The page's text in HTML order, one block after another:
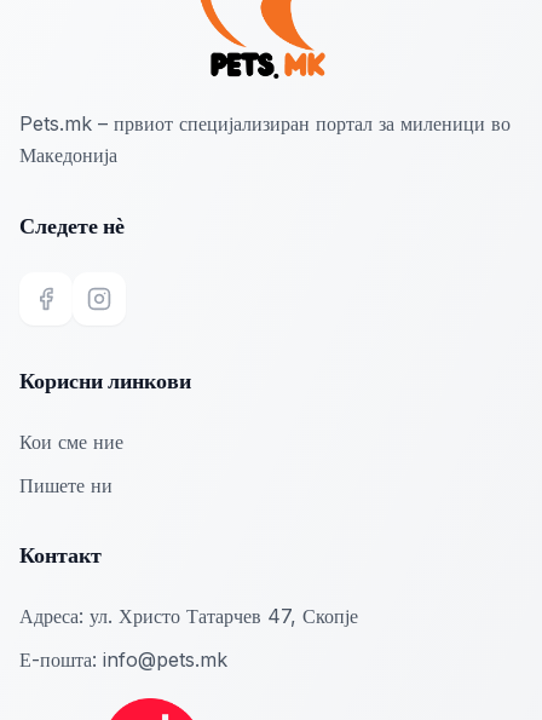
Pets.mk – првиот специјализиран портал за миленици во
Македонија
Следете нѐ
Корисни линкови
Кои сме ние
Пишете ни
Контакт
Адреса: ул. Христо Татарчев 47, Скопје
Е-пошта: info@pets.mk